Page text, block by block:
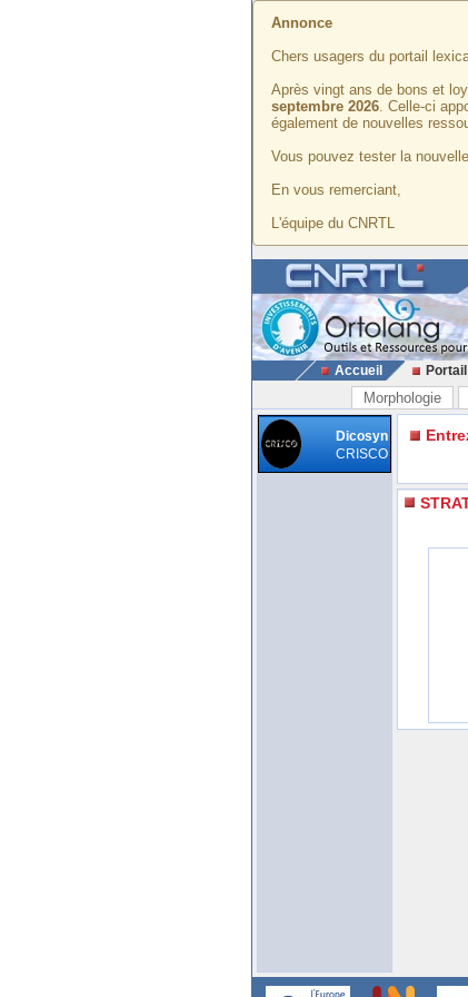
Annonce
Chers usagers du portail
Après vingt ans de bons et
septembre 2026. Celle-ci
également de nouvelles
Vous pouvez tester la
En vous remerciant,
L'équipe du CNRTL
Accueil
Morphologie
Dicosyn
CRISCO